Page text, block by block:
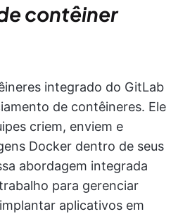
contêiner
integrado do GitLab
de contêineres. Ele
criem, enviem e
Docker dentro de seus
abordagem integrada
para gerenciar
aplicativos em